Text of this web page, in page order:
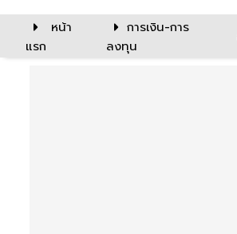
หน้า
แรก
การเงิน-การ
ลงทุน